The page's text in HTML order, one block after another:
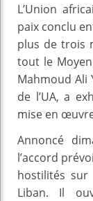
L’Union
paix conclu
plus de trois
tout le
Mahmoud Ali
de l’UA, a
mise en
Annoncé
l’accord
hostilités sur
Liban. Il